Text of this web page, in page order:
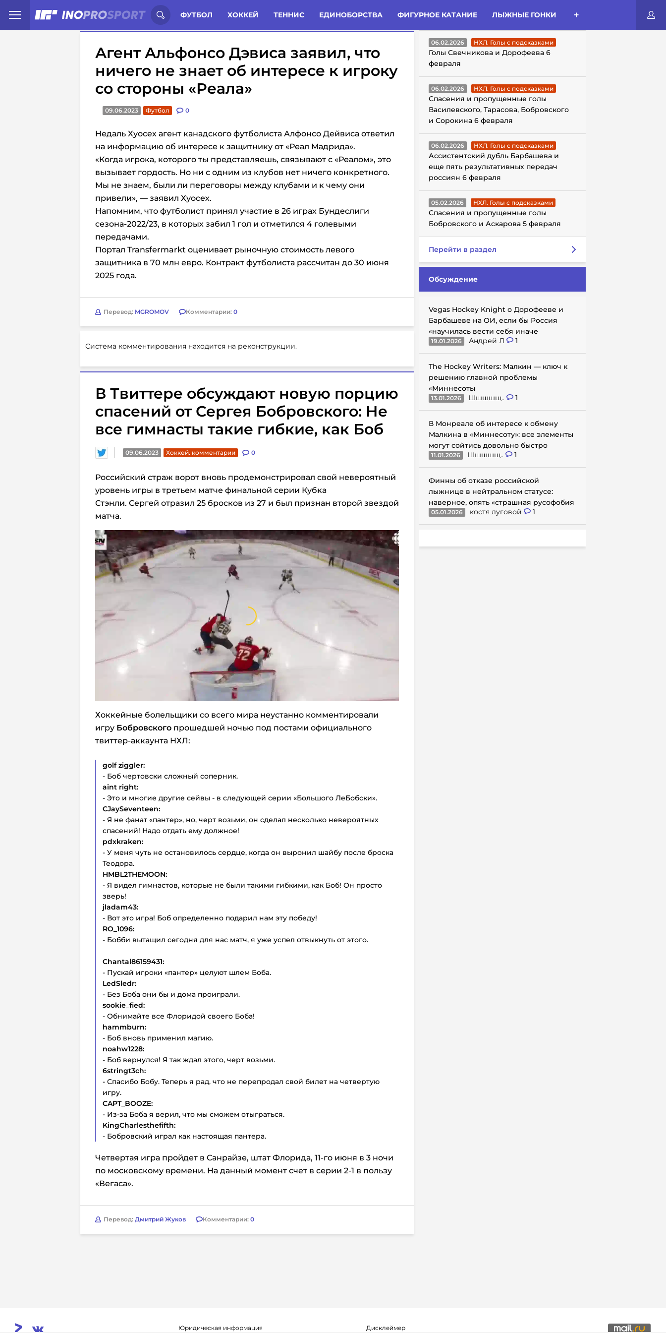
ФУТБОЛ ХОККЕЙ ТЕННИС ЕДИНОБОРСТВА ФИГУРНОЕ КАТАНИЕ ЛЫЖНЫЕ ГОНКИ
Иностранцы о спорте России: Статьи Комменты Новости
Агент Альфонсо Дэвиса заявил, что
ничего не знает об интересе к игроку
со стороны «Реала»
09.06.2023 Футбол 0
Недаль Хуосех агент канадского футболиста Алфонсо Дейвиса ответил
на информацию об интересе к защитнику от «Реал Мадрида».
«Когда игрока, которого ты представляешь, связывают с «Реалом», это
вызывает гордость. Но ни с одним из клубов нет ничего конкретного.
Мы не знаем, были ли переговоры между клубами и к чему они
привели», — заявил Хуосех.
Напомним, что футболист принял участие в 26 играх Бундеслиги
сезона-2022/23, в которых забил 1 гол и отметился 4 голевыми
передачами.
Портал Transfermarkt оценивает рыночную стоимость левого
защитника в 70 млн евро. Контракт футболиста рассчитан до 30 июня
2025 года.
Перевод: MGROMOV Комментарии: 0
Система комментирования находится на реконструкции.
В Твиттере обсуждают новую порцию
спасений от Сергея Бобровского: Не
все гимнасты такие гибкие, как Боб
09.06.2023 Хоккей. комментарии 0
Российский страж ворот вновь продемонстрировал свой невероятный
уровень игры в третьем матче финальной серии Кубка
Стэнли. Сергей отразил 25 бросков из 27 и был признан второй звездой
матча.
Хоккейные болельщики со всего мира неустанно комментировали
игру Бобровского прошедшей ночью под постами официального
твиттер-аккаунта НХЛ:
golf ziggler:
- Боб чертовски сложный соперник.
aint right:
- Это и многие другие сейвы - в следующей серии «Большого ЛеБобски».
CJaySeventeen:
- Я не фанат «пантер», но, черт возьми, он сделал несколько невероятных
спасений! Надо отдать ему должное!
pdxkraken:
- У меня чуть не остановилось сердце, когда он выронил шайбу после броска
Теодора.
HMBL2THEMOON:
- Я видел гимнастов, которые не были такими гибкими, как Боб! Он просто
зверь!
jladam43:
- Вот это игра! Боб определенно подарил нам эту победу!
RO_1096:
- Бобби вытащил сегодня для нас матч, я уже успел отвыкнуть от этого.
Chantal86159431:
- Пускай игроки «пантер» целуют шлем Боба.
LedSledr:
- Без Боба они бы и дома проиграли.
sookie_fied:
- Обнимайте все Флоридой своего Боба!
hammburn:
- Боб вновь применил магию.
noahw1228:
- Боб вернулся! Я так ждал этого, черт возьми.
6stringt3ch:
- Спасибо Бобу. Теперь я рад, что не перепродал свой билет на четвертую
игру.
CAPT_BOOZE:
- Из-за Боба я верил, что мы сможем отыграться.
KingCharlesthefifth:
- Бобровский играл как настоящая пантера.
Четвертая игра пройдет в Санрайзе, штат Флорида, 11-го июня в 3 ночи
по московскому времени. На данный момент счет в серии 2-1 в пользу
«Вегаса».
Перевод: Дмитрий Жуков Комментарии: 0
ГОЛЫ С ПОДСКАЗКАМИ
06.02.2026 НХЛ. Голы с подсказками
Голы Свечникова и Дорофеева 6
февраля
06.02.2026 НХЛ. Голы с подсказками
Спасения и пропущенные голы
Василевского, Тарасова, Бобровского
и Сорокина 6 февраля
06.02.2026 НХЛ. Голы с подсказками
Ассистентский дубль Барбашева и
еще пять результативных передач
россиян 6 февраля
05.02.2026 НХЛ. Голы с подсказками
Спасения и пропущенные голы
Бобровского и Аскарова 5 февраля
Перейти в раздел
Обсуждение
Vegas Hockey Knight о Дорофееве и
Барбашеве на ОИ, если бы Россия
«научилась вести себя иначе
19.01.2026 Андрей Л 1
The Hockey Writers: Малкин — ключ к
решению главной проблемы
«Миннесоты
13.01.2026 Шшшшщ.. 1
В Монреале об интересе к обмену
Малкина в «Миннесоту»: все элементы
могут сойтись довольно быстро
11.01.2026 Шшшшщ.. 1
Финны об отказе российской
лыжнице в нейтральном статусе:
наверное, опять «страшная русофобия
05.01.2026 костя луговой 1
Юридическая информация Дисклеймер